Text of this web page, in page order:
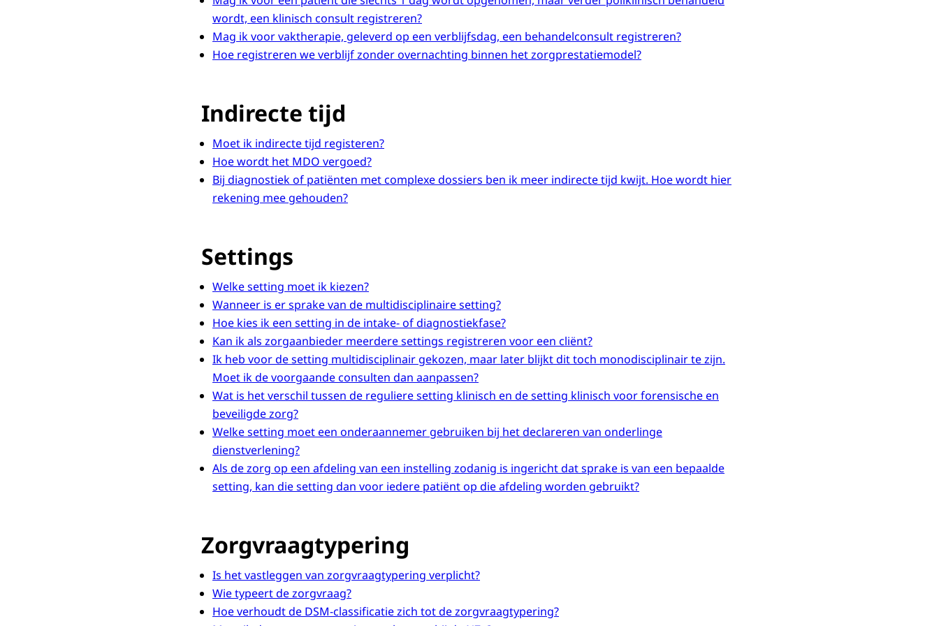
wordt, een klinisch consult registreren?
Mag ik voor vaktherapie, geleverd op een verblijfsdag, een behandelconsult registreren?
Hoe registreren we verblijf zonder overnachting binnen het zorgprestatiemodel?
Indirecte tijd
Moet ik indirecte tijd registeren?
Hoe wordt het MDO vergoed?
Bij diagnostiek of patiënten met complexe dossiers ben ik meer indirecte tijd kwijt. Hoe wordt hier
rekening mee gehouden?
Settings
Welke setting moet ik kiezen?
Wanneer is er sprake van de multidisciplinaire setting?
Hoe kies ik een setting in de intake- of diagnostiekfase?
Kan ik als zorgaanbieder meerdere settings registreren voor een cliënt?
Ik heb voor de setting multidisciplinair gekozen, maar later blijkt dit toch monodisciplinair te zijn.
Moet ik de voorgaande consulten dan aanpassen?
Wat is het verschil tussen de reguliere setting klinisch en de setting klinisch voor forensische en
beveiligde zorg?
Welke setting moet een onderaannemer gebruiken bij het declareren van onderlinge
dienstverlening?
Als de zorg op een afdeling van een instelling zodanig is ingericht dat sprake is van een bepaalde
setting, kan die setting dan voor iedere patiënt op die afdeling worden gebruikt?
Zorgvraagtypering
Is het vastleggen van zorgvraagtypering verplicht?
Wie typeert de zorgvraag?
Hoe verhoudt de DSM-classificatie zich tot de zorgvraagtypering?